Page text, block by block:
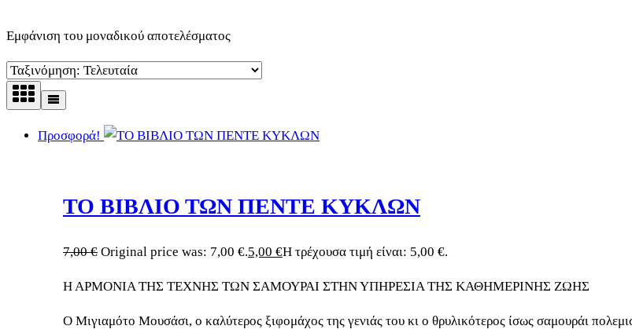
Εμφάνιση του μοναδικού αποτελέσματος
Προσφορά!
ΤΟ ΒΙΒΛΙΟ ΤΩΝ ΠΕΝΤΕ ΚΥΚΛΩΝ
7,00€ Original price was: 7,00 €.5,00 €Η τρέχουσα τιμή είναι: 5,00 €.
Η ΑΡΜΟΝΙΑ ΤΗΣ ΤΕΧΝΗΣ ΤΩΝ ΣΑΜΟΥΡΑΙ ΣΤΗΝ ΥΠΗΡΕΣΙΑ ΤΗΣ ΚΑΘΗΜΕΡΙΝΗΣ ΖΩΗΣ
Ο Μιγιαμότο Μουσάσι, ο καλύτερος ξιφομάχος της γενιάς του κι ο θρυλικότερος ίσως σαμουράι